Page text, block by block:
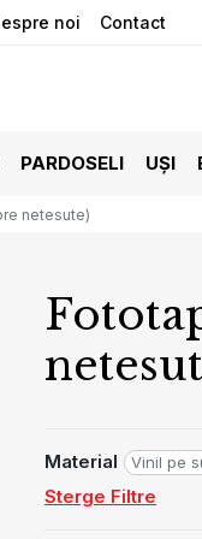
noi Contact
PARDOSELI UȘI
netesute)
Material Vinil pe
Sterge Filtre